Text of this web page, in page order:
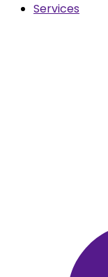
Services